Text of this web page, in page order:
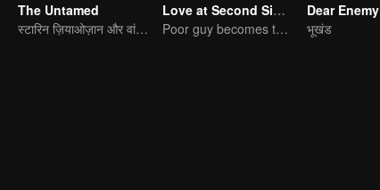
The Untamed
स्टारिन ज़ियाओज़ान और वांगयिबो
Love at Second Sight
Poor guy becomes the domineering CEO and pursues his first love
Dear Enemy
भूखंड